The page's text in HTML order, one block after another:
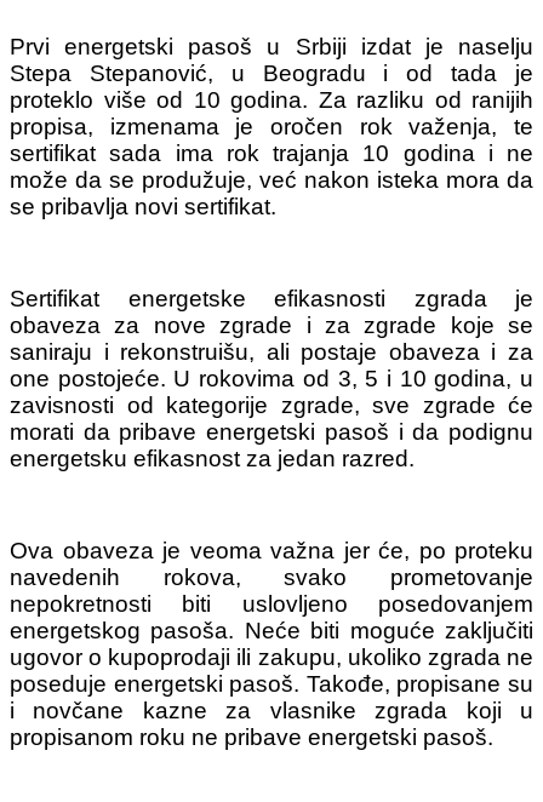
Prvi energetski pasoš u Srbiji izdat je naselju
Stepa Stepanović, u Beogradu i od tada je
proteklo više od 10 godina. Za razliku od ranijih
propisa, izmenama je oročen rok važenja, te
sertifikat sada ima rok trajanja 10 godina i ne
može da se produžuje, već nakon isteka mora da
se pribavlja novi sertifikat.
Sertifikat energetske efikasnosti zgrada je
obaveza za nove zgrade i za zgrade koje se
saniraju i rekonstruišu, ali postaje obaveza i za
one postojeće. U rokovima od 3, 5 i 10 godina, u
zavisnosti od kategorije zgrade, sve zgrade će
morati da pribave energetski pasoš i da podignu
energetsku efikasnost za jedan razred.
Ova obaveza je veoma važna jer će, po proteku
navedenih rokova, svako prometovanje
nepokretnosti biti uslovljeno posedovanjem
energetskog pasoša. Neće biti moguće zaključiti
ugovor o kupoprodaji ili zakupu, ukoliko zgrada ne
poseduje energetski pasoš. Takođe, propisane su
i novčane kazne za vlasnike zgrada koji u
propisanom roku ne pribave energetski pasoš.